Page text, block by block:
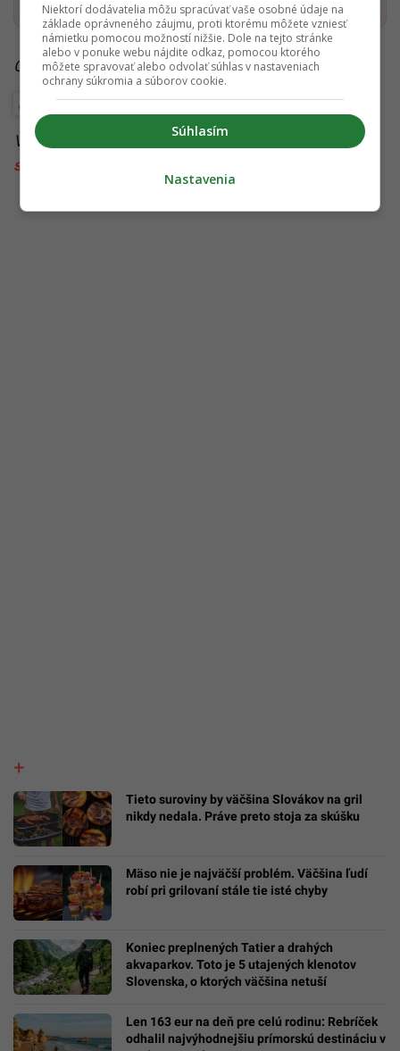
Čítaj viac z kategórie:Rozhovory
Inšpirácia Inšpiratívni Slováci Wellbeing
Viac k téme: ,slovenské osobnosti
starostlivosť o zuby
Tieto suroviny by väčšina Slovákov na gril
nikdy nedala. Práve preto stoja za skúšku
Mäso nie je najväčší problém. Väčšina ľudí
robí pri grilovaní stále tie isté chyby
Koniec preplnených Tatier a drahých
akvaparkov. Toto je 5 utajených klenotov
Slovenska, o ktorých väčšina netuší
Len 163 eur na deň pre celú rodinu: Rebríček
odhalil najvýhodnejšiu prímorskú destináciu v
Niektorí dodávatelia môžu spracúvať vaše osobné údaje na
základe oprávneného záujmu, proti ktorému môžete vzniesť
námietku pomocou možností nižšie. Dole na tejto stránke
alebo v ponuke webu nájdite odkaz, pomocou ktorého
môžete spravovať alebo odvolať súhlas v nastaveniach
ochrany súkromia a súborov cookie.
Súhlasím
Nastavenia